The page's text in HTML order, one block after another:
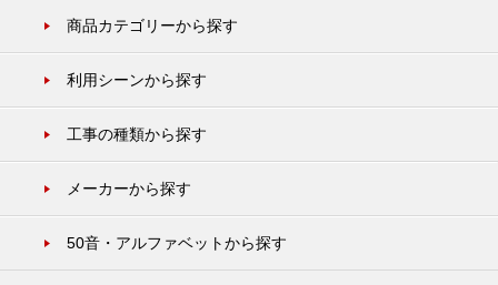
商品カテゴリーから探す
利用シーンから探す
工事の種類から探す
メーカーから探す
50音・アルファベットから探す